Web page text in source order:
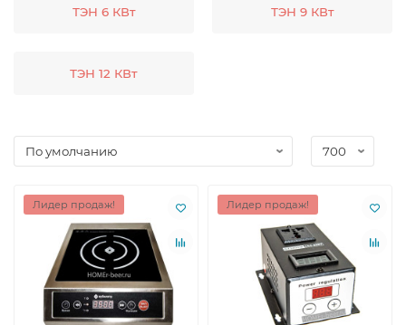
ТЭН 6 КВт ТЭН 9 КВт
ТЭН 12 КВт
Лидер продаж! Лидер продаж!